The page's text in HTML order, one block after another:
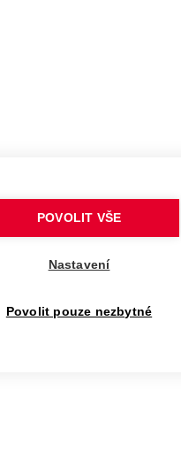
POVOLIT VŠE
Nastavení
Povolit pouze nezbytné